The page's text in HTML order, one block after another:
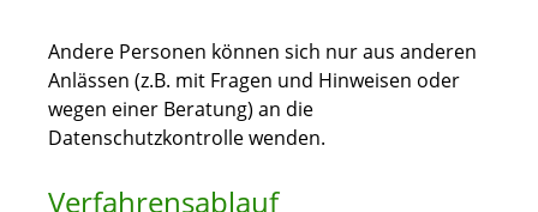
Andere Personen können sich nur aus anderen
Anlässen (z.B. mit Fragen und Hinweisen oder
wegen einer Beratung) an die
Datenschutzkontrolle wenden.
Verfahrensablauf